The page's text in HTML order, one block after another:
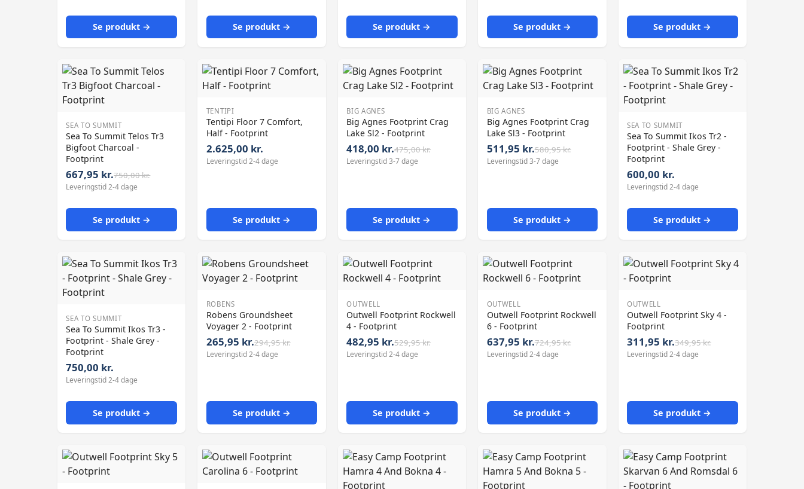
Se produkt → Se produkt → Se produkt → Se produkt → Se produkt →
SEA TO SUMMIT
Sea To Summit Telos Tr3
Bigfoot Charcoal -
Footprint
667,95 kr.750,00 kr.
Leveringstid 2-4 dage
Se produkt →
TENTIPI
Tentipi Floor 7 Comfort,
Half - Footprint
2.625,00 kr.
Leveringstid 2-4 dage
Se produkt →
BIG AGNES
Big Agnes Footprint Crag
Lake Sl2 - Footprint
418,00 kr.475,00 kr.
Leveringstid 3-7 dage
Se produkt →
BIG AGNES
Big Agnes Footprint Crag
Lake Sl3 - Footprint
511,95 kr.580,95 kr.
Leveringstid 3-7 dage
Se produkt →
SEA TO SUMMIT
Sea To Summit Ikos Tr2 -
Footprint - Shale Grey -
Footprint
600,00 kr.
Leveringstid 2-4 dage
Se produkt →
SEA TO SUMMIT
Sea To Summit Ikos Tr3 -
Footprint - Shale Grey -
Footprint
750,00 kr.
Leveringstid 2-4 dage
Se produkt →
ROBENS
Robens Groundsheet
Voyager 2 - Footprint
265,95 kr.294,95 kr.
Leveringstid 2-4 dage
Se produkt →
OUTWELL
Outwell Footprint Rockwell
4 - Footprint
482,95 kr.529,95 kr.
Leveringstid 2-4 dage
Se produkt →
OUTWELL
Outwell Footprint Rockwell
6 - Footprint
637,95 kr.724,95 kr.
Leveringstid 2-4 dage
Se produkt →
OUTWELL
Outwell Footprint Sky 4 -
Footprint
311,95 kr.349,95 kr.
Leveringstid 2-4 dage
Se produkt →